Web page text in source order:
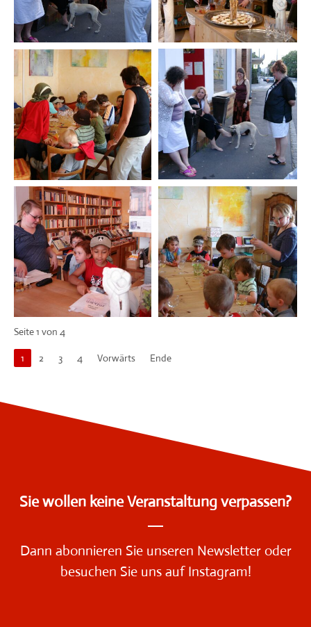
Seite 1 von 4
1 2 3 4 Vorwärts Ende
Sie wollen keine Veranstaltung verpassen?
Dann abonnieren Sie unseren Newsletteroder
besuchen Sie uns auf Instagram!